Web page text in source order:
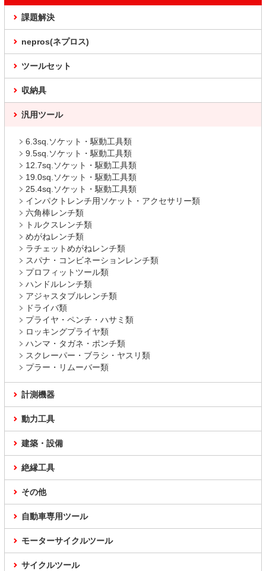
課題解決
nepros(ネプロス)
ツールセット
収納具
汎用ツール
6.3sq.ソケット・駆動工具類
9.5sq.ソケット・駆動工具類
12.7sq.ソケット・駆動工具類
19.0sq.ソケット・駆動工具類
25.4sq.ソケット・駆動工具類
インパクトレンチ用ソケット・アクセサリー類
六角棒レンチ類
トルクスレンチ類
めがねレンチ類
ラチェットめがねレンチ類
スパナ・コンビネーションレンチ類
プロフィットツール類
ハンドルレンチ類
アジャスタブルレンチ類
ドライバ類
プライヤ・ペンチ・ハサミ類
ロッキングプライヤ類
ハンマ・タガネ・ポンチ類
スクレーパー・ブラシ・ヤスリ類
プラー・リムーバー類
計測機器
動力工具
建築・設備
絶縁工具
その他
自動車専用ツール
モーターサイクルツール
サイクルツール